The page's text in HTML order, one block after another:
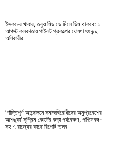
ইসকনের খাবার, তবুও মিড ডে মিলে ডিম থাকবে: ১
আগস্ট কলকাতায় পাইলট প্রকল্পের ঘোষণা শুভেন্দু
অধিকারীর
‘শান্তিপূর্ণ আন্দোলনে সমাজবিরোধীদের অনুপ্রবেশের
আশঙ্কা’ সুপ্রিম কোর্টের কড়া পর্যবেক্ষণ, পশ্চিমবঙ্গ-
সহ ৭ রাজ্যের কাছে রিপোর্ট তলব